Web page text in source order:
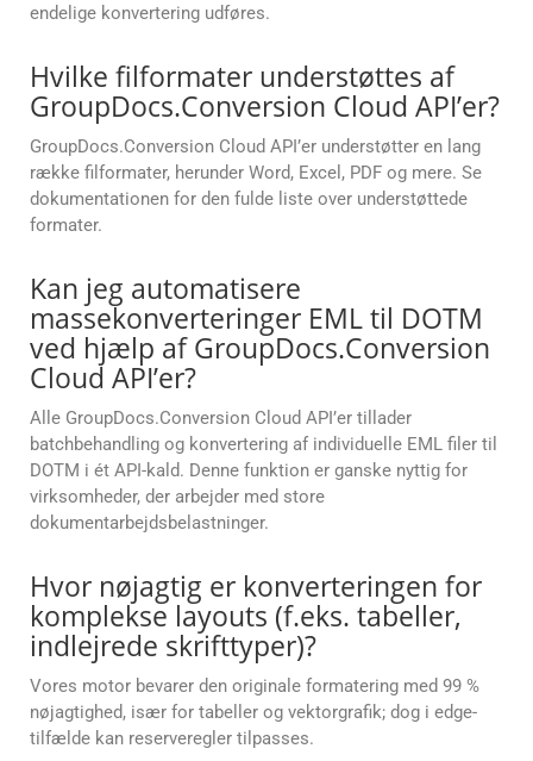
endelige konvertering udføres.
Hvilke filformater understøttes af
GroupDocs.Conversion Cloud API’er?
GroupDocs.Conversion Cloud API’er understøtter en lang
række filformater, herunder Word, Excel, PDF og mere. Se
dokumentationen for den fulde liste over understøttede
formater.
Kan jeg automatisere
massekonverteringer EML til DOTM
ved hjælp af GroupDocs.Conversion
Cloud API’er?
Alle GroupDocs.Conversion Cloud API’er tillader
batchbehandling og konvertering af individuelle EML filer til
DOTM i ét API-kald. Denne funktion er ganske nyttig for
virksomheder, der arbejder med store
dokumentarbejdsbelastninger.
Hvor nøjagtig er konverteringen for
komplekse layouts (f.eks. tabeller,
indlejrede skrifttyper)?
Vores motor bevarer den originale formatering med 99 %
nøjagtighed, især for tabeller og vektorgrafik; dog i edge-
tilfælde kan reserveregler tilpasses.